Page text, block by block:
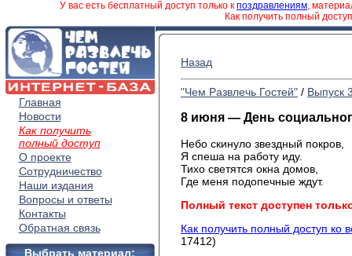
У вас есть бесплатный доступ только к поздравлениям,
Как получить полный
Главная
Новости
Как получить
полный доступ
О проекте
Сотрудничество
Наши издания
Вопросы и ответы
Контакты
Обратная связь
Выбрать материал:
Назад
"Чем Развлечь Гостей" / Выпуск
8 июня — День
Небо скинуло звездный покров,
Я спеша на работу иду.
Тихо светятся окна домов,
Где меня подопечные ждут.
Полный текст доступен
Как получить полный доступ ко
17412)